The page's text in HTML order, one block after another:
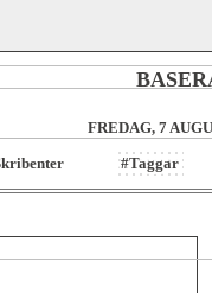
FREDAG, 7
#Taggar